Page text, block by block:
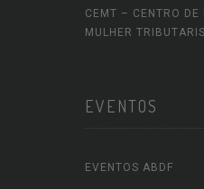
CEMT – CENTRO DE
MULHER
EVENTOS
EVENTOS ABDF